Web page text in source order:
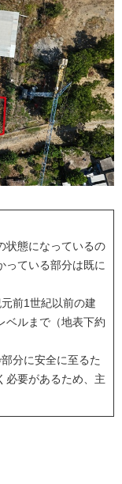
状態になっているの
っている部分は既に
前1世紀以前の建
ベルまで（地表下約
分に安全に至るた
必要があるため、主